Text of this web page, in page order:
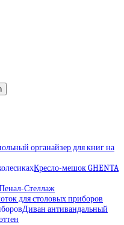
органайзер для книг на
Кресло-мешок GHENTA
Стеллаж
для столовых приборов
Диван антивандальный